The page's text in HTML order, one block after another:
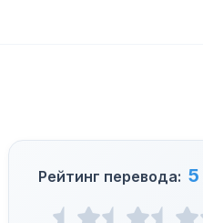
Рейтинг перевода: 5